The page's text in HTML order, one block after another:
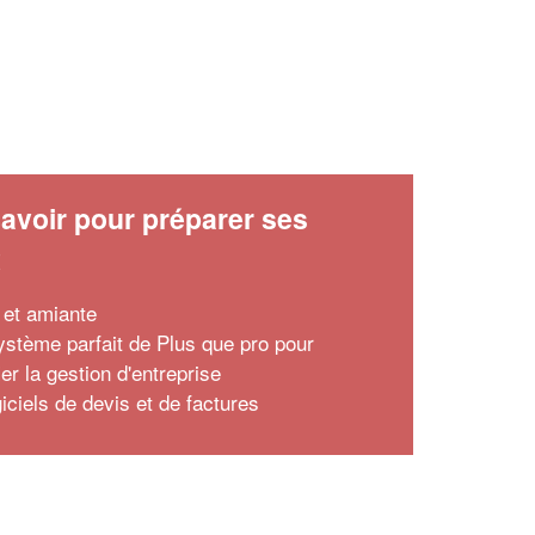
pour préparer ses
amiante
parfait de Plus que pro pour
la gestion d'entreprise
de devis et de factures